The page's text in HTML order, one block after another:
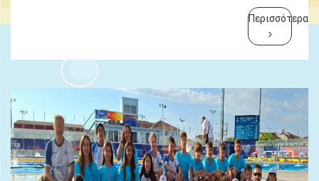
Περισσότερα